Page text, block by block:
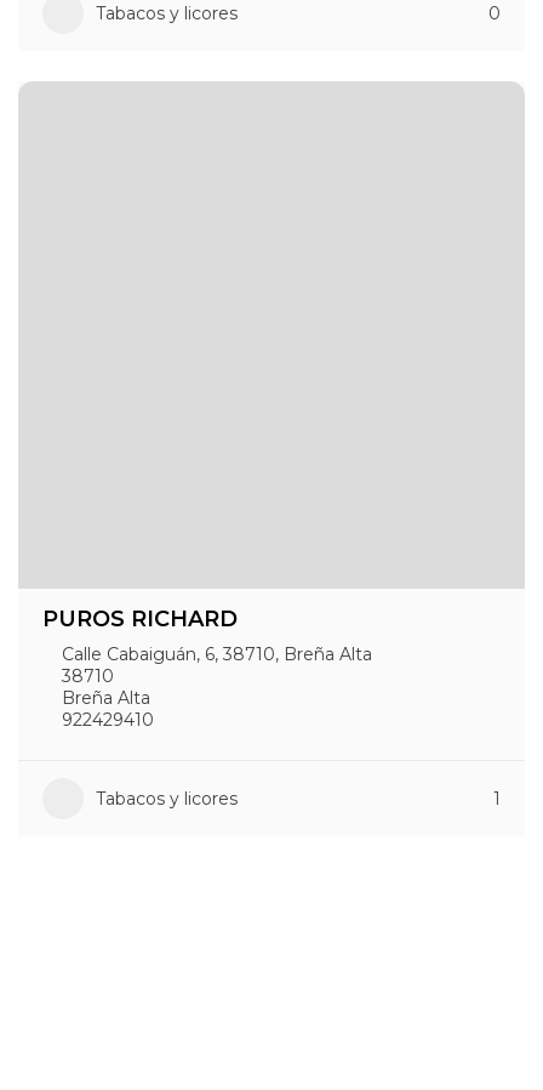
Tabacos y licores 0
PUROS RICHARD
Calle Cabaiguán, 6, 38710, Breña Alta
38710
Breña Alta
922429410
Tabacos y licores 1